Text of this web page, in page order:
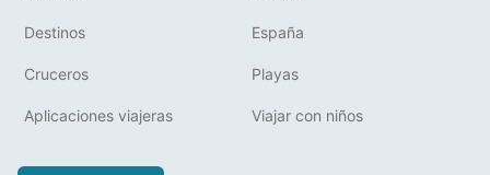
Destinos España
Cruceros Playas
Aplicaciones viajeras Viajar con niños